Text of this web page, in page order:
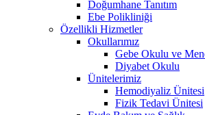
Doğumhane Tanıtım
Ebe Polikliniği
Özellikli Hizmetler
Okullarımız
Gebe Okulu ve
Diyabet Okulu
Ünitelerimiz
Hemodiyaliz Ünitesi
Fizik Tedavi Ünitesi